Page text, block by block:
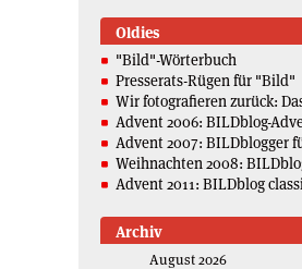
Oldies
"Bild"-Wörterbuch
Presserats-Rügen für "Bild"
Wir fotografieren zurück:
Advent 2006: BILDblog-
Advent 2007: BILDblogger
Weihnachten 2008:
Advent 2011: BILDblog
Archiv
August 2026